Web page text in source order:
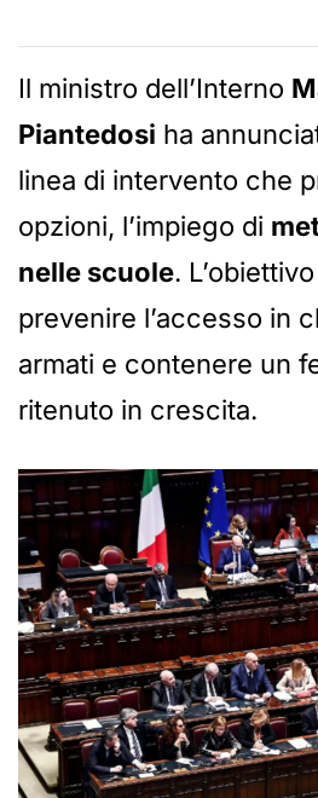
Il ministro dell’Interno
Piantedosi ha
linea di intervento che
opzioni, l’impiego di
nelle scuole.
prevenire l’accesso in
armati e contenere un
ritenuto in crescita.